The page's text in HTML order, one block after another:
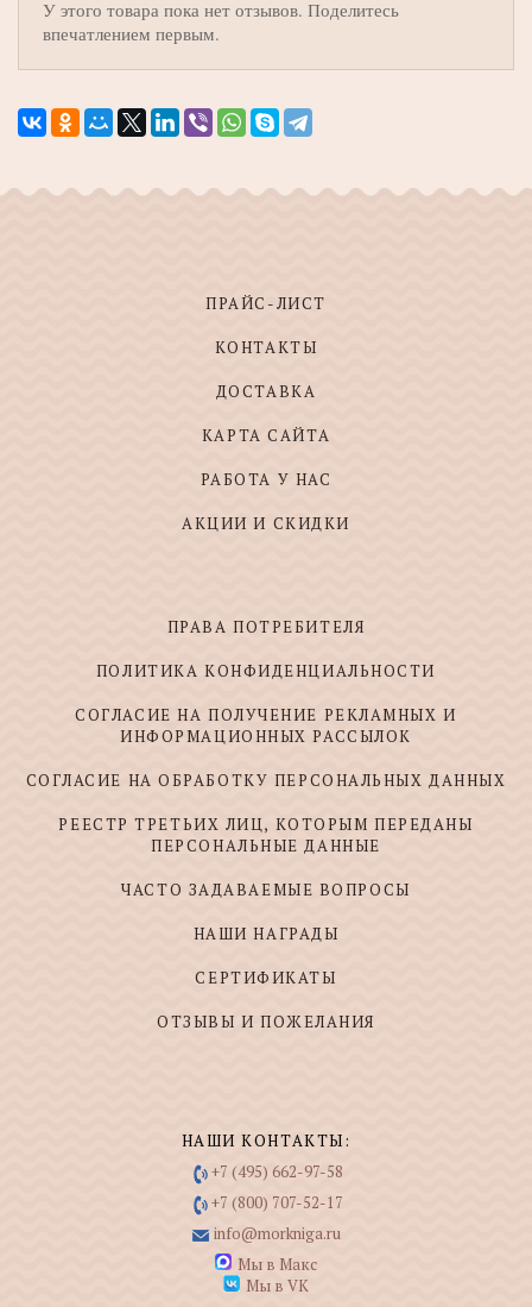
У этого товара пока нет отзывов. Поделитесь
впечатлением первым.
ПРАЙС-ЛИСТ
КОНТАКТЫ
ДОСТАВКА
КАРТА САЙТА
РАБОТА У НАС
АКЦИИ И СКИДКИ
ПРАВА ПОТРЕБИТЕЛЯ
ПОЛИТИКА КОНФИДЕНЦИАЛЬНОСТИ
СОГЛАСИЕ НА ПОЛУЧЕНИЕ РЕКЛАМНЫХ И
ИНФОРМАЦИОННЫХ РАССЫЛОК
СОГЛАСИЕ НА ОБРАБОТКУ ПЕРСОНАЛЬНЫХ ДАННЫХ
РЕЕСТР ТРЕТЬИХ ЛИЦ, КОТОРЫМ ПЕРЕДАНЫ
ПЕРСОНАЛЬНЫЕ ДАННЫЕ
ЧАСТО ЗАДАВАЕМЫЕ ВОПРОСЫ
НАШИ НАГРАДЫ
СЕРТИФИКАТЫ
ОТЗЫВЫ И ПОЖЕЛАНИЯ
НАШИ КОНТАКТЫ:
+7 (495) 662-97-58
+7 (800) 707-52-17
info@morkniga.ru
Мы в Макс
Мы в VK